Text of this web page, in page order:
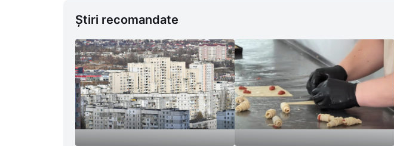
Știri recomandate